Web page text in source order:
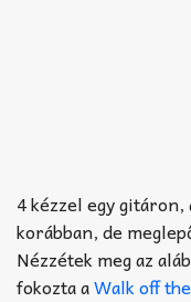
4 kézzel egy gitáron,
korábban, de
Nézzétek meg az
fokozta aWalk off